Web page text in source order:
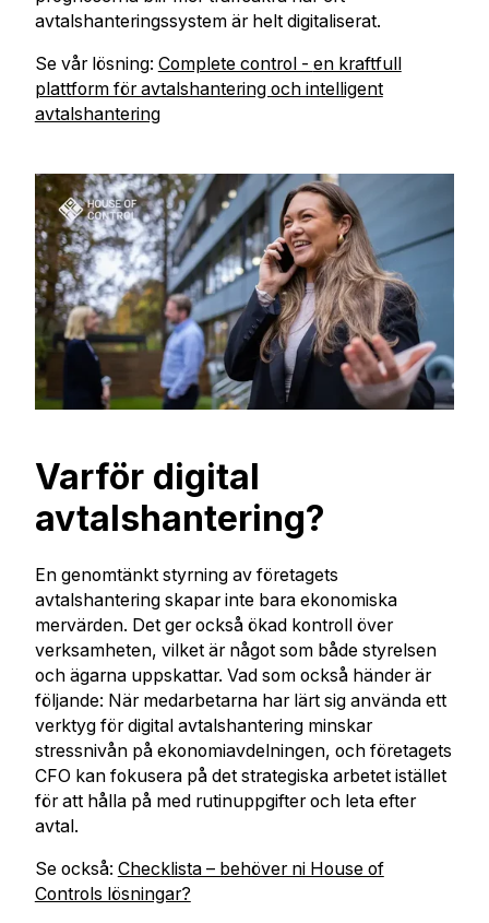
avtalshanteringssystem är helt digitaliserat.
Se vår lösning: Complete control - en kraftfull
plattform för avtalshantering och intelligent
avtalshantering
Varför digital
avtalshantering?
En genomtänkt styrning av företagets
avtalshantering skapar inte bara ekonomiska
mervärden. Det ger också ökad kontroll över
verksamheten, vilket är något som både styrelsen
och ägarna uppskattar. Vad som också händer är
följande: När medarbetarna har lärt sig använda ett
verktyg för digital avtalshantering minskar
stressnivån på ekonomiavdelningen, och företagets
CFO kan fokusera på det strategiska arbetet istället
för att hålla på med rutinuppgifter och leta efter
avtal.
Se också: Checklista – behöver ni House of
Controls lösningar?